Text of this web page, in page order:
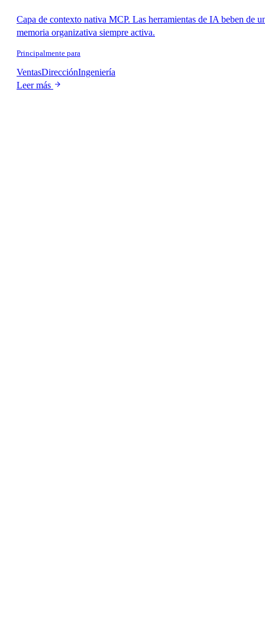
Capa de contexto nativa MCP. Las herramientas de IA beben de
memoria organizativa siempre activa.
Principalmente para
VentasDirecciónIngeniería
Leer más